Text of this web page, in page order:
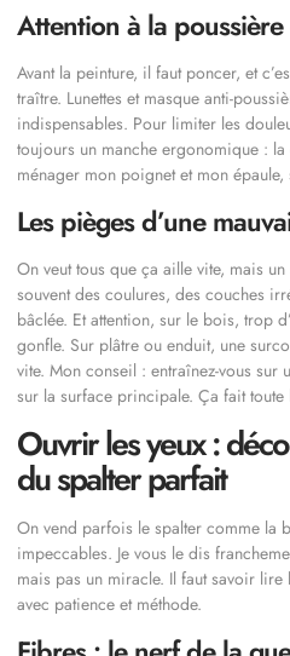
Attention à la
Avant la peinture, il faut poncer, et
traître. Lunettes et masque anti-
indispensables. Pour limiter les
toujours un manche ergonomique :
ménager mon poignet et mon
Les pièges d’une
On veut tous que ça aille vite, mais
souvent des coulures, des couches
bâclée. Et attention, sur le bois, trop
gonfle. Sur plâtre ou enduit, une
vite. Mon conseil : entraînez-vous sur
sur la surface principale. Ça fait toute
Ouvrir les yeux :
du spalter parfait
On vend parfois le spalter comme la
impeccables. Je vous le dis
mais pas un miracle. Il faut savoir
avec patience et méthode.